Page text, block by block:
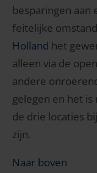
besparingen aan
feitelijke
Holland het
alleen via de
andere
gelegen en het
de drie locaties
zijn.
Naar boven